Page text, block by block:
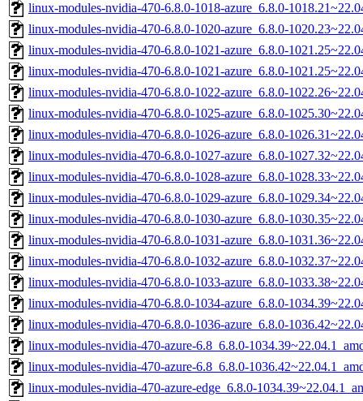
linux-modules-nvidia-470-6.8.0-1018-azure_6.8.0-
linux-modules-nvidia-470-6.8.0-1020-azure_6.8.0-
linux-modules-nvidia-470-6.8.0-1021-azure_6.8.0-
linux-modules-nvidia-470-6.8.0-1021-azure_6.8.0-
linux-modules-nvidia-470-6.8.0-1022-azure_6.8.0-
linux-modules-nvidia-470-6.8.0-1025-azure_6.8.0-
linux-modules-nvidia-470-6.8.0-1026-azure_6.8.0-
linux-modules-nvidia-470-6.8.0-1027-azure_6.8.0-
linux-modules-nvidia-470-6.8.0-1028-azure_6.8.0-
linux-modules-nvidia-470-6.8.0-1029-azure_6.8.0-
linux-modules-nvidia-470-6.8.0-1030-azure_6.8.0-
linux-modules-nvidia-470-6.8.0-1031-azure_6.8.0-
linux-modules-nvidia-470-6.8.0-1032-azure_6.8.0-
linux-modules-nvidia-470-6.8.0-1033-azure_6.8.0-
linux-modules-nvidia-470-6.8.0-1034-azure_6.8.0-
linux-modules-nvidia-470-6.8.0-1036-azure_6.8.0-
linux-modules-nvidia-470-azure-6.8_6.8.0-
linux-modules-nvidia-470-azure-6.8_6.8.0-
linux-modules-nvidia-470-azure-edge_6.8.0-